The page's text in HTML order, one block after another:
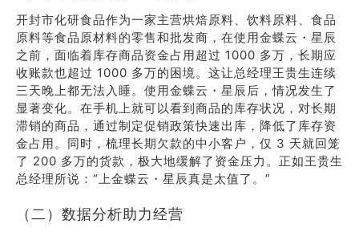
开封市化研食品作为一家主营烘焙原料、饮料原料、食品
原料等食品原材料的零售和批发商，在使用金蝶云・星辰
之前，面临着库存商品资金占用超过 1000 多万，长期应
收账款也超过 1000 多万的困境。这让总经理王贵生连续
三天晚上都无法入睡。使用金蝶云・星辰后，情况发生了
显著变化。在手机上就可以看到商品的库存状况，对长期
滞销的商品，通过制定促销政策快速出库，降低了库存资
金占用。同时，梳理长期欠款的中小客户，仅 3 天就回笼
了 200 多万的货款，极大地缓解了资金压力。正如王贵生
总经理所说：“上金蝶云・星辰真是太值了。”
（二）数据分析助力经营